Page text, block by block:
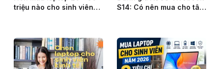
triệu nào cho sinh viên?
S14: Có nên mua cho tân